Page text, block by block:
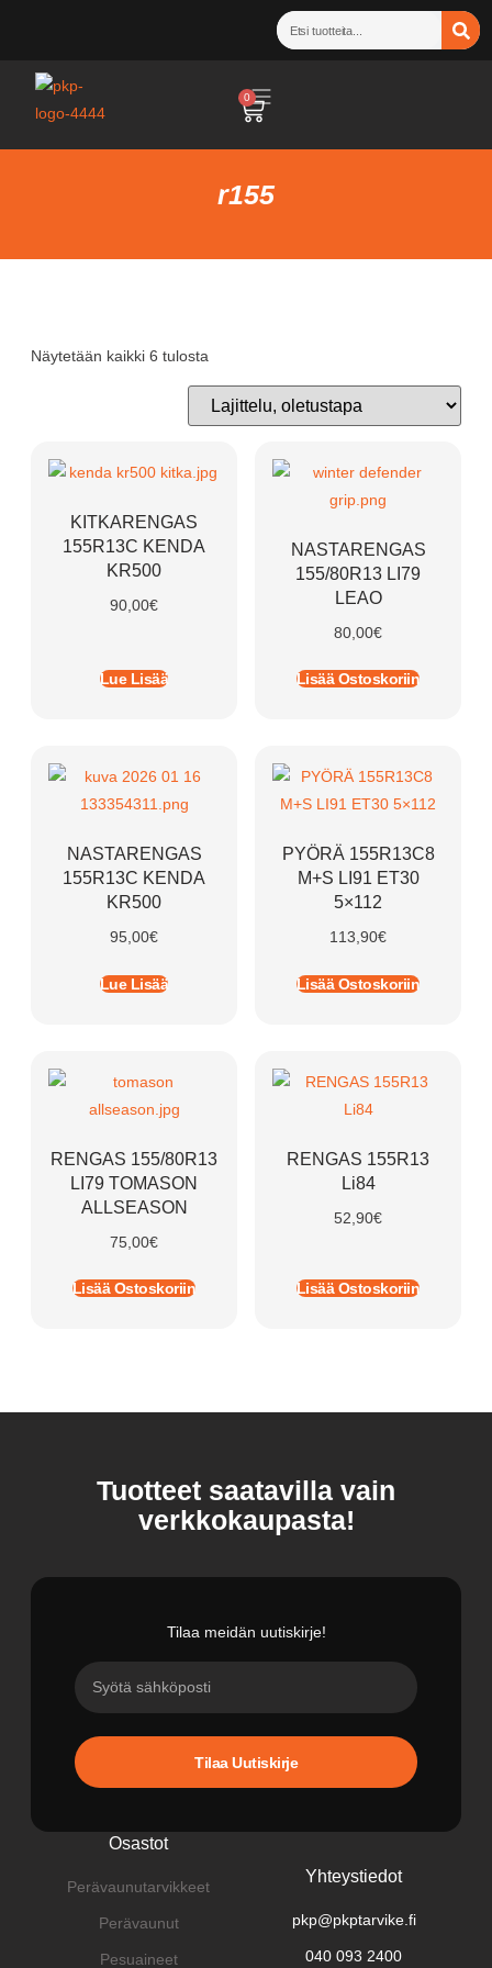
0
r155
Näytetään kaikki 6 tulosta
KITKARENGAS
155R13C KENDA
KR500
90,00€
Lue Lisää
NASTARENGAS
155/80R13 LI79
LEAO
80,00€
Lisää Ostoskoriin
NASTARENGAS
155R13C KENDA
KR500
95,00€
Lue Lisää
PYÖRÄ 155R13C8
M+S LI91 ET30
5×112
113,90€
Lisää Ostoskoriin
RENGAS 155/80R13
LI79 TOMASON
ALLSEASON
75,00€
Lisää Ostoskoriin
RENGAS 155R13
Li84
52,90€
Lisää Ostoskoriin
Tuotteet saatavilla vain
verkkokaupasta!
Tilaa meidän uutiskirje!
Tilaa Uutiskirje
Osastot
Perävaunutarvikkeet
Perävaunut
Pesuaineet
Yhteystiedot
pkp@pkptarvike.fi
040 093 2400